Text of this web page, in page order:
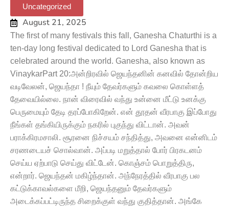
Uncategorized
August 21, 2025
The first of many festivals this fall, Ganesha Chaturthi is a
ten-day long festival dedicated to Lord Ganesha that is
celebrated around the world. Ganesha, also known as
VinaykarPart 20:அன்றிரவில் ஜெயந்தனின் கனவில் தோன்றிய
வடிவேலன், ஜெயந்தா ! நீயும் தேவர்களும் கவலை கொள்ளத்
தேவையில்லை. நான் விரைவில் வந்து உன்னை மீட்டு உனக்கு
பெருமையும் தேடி தரப்போகிறேன். என் தூதன் வீரபாகு இப்போது
நீங்கள் தங்கியிருக்கும் நகரில் புகுந்து விட்டான். அவன்
பராக்கிரமசாலி. சூரனை நிச்சயம் சந்தித்து, அவனை என்னிடம்
சரணடையச் சொல்வான். அப்படி மறுத்தால் போர் பிரகடனம்
செய்ய ஏற்பாடு செய்து விட்டேன். கொஞ்சம் பொறுத்திரு,
என்றார். ஜெயந்தன் மகிழ்ந்தான். அந்நேரத்தில் வீரபாகு பல
கட்டுக்காவல்களை மீறி, ஜெயந்தனும் தேவர்களும்
அடைக்கப்பட்டிருந்த சிறைக்குள் வந்து குதித்தான். அங்கே